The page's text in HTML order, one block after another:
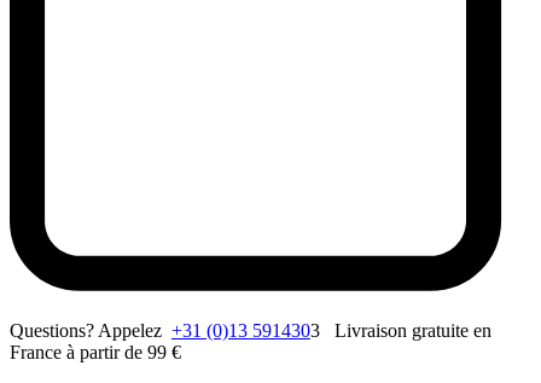
Questions? Appelez +31 (0)13 5914303 Livraison gratuite en
France à partir de 99 €